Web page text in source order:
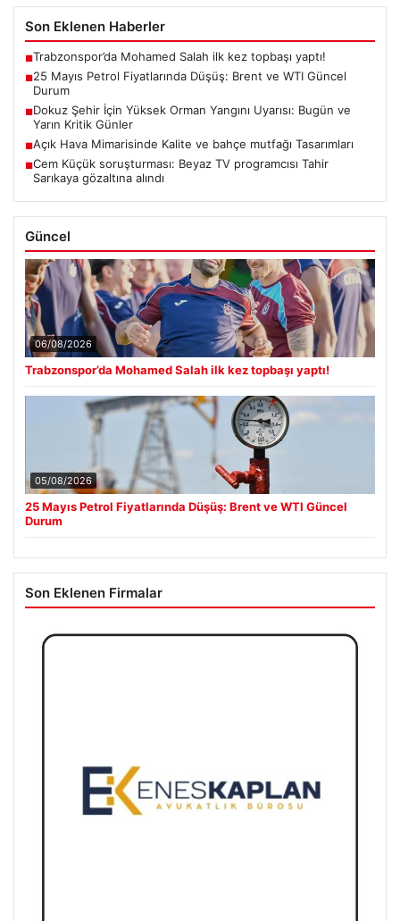
Son Eklenen Haberler
■Trabzonspor’da Mohamed Salah ilk kez topbaşı yaptı!
■25 Mayıs Petrol Fiyatlarında Düşüş: Brent ve WTI Güncel
Durum
■Dokuz Şehir İçin Yüksek Orman Yangını Uyarısı: Bugün ve
Yarın Kritik Günler
■Açık Hava Mimarisinde Kalite ve bahçe mutfağı Tasarımları
■Cem Küçük soruşturması: Beyaz TV programcısı Tahir
Sarıkaya gözaltına alındı
Güncel
06/08/2026
Trabzonspor’da Mohamed Salah ilk kez topbaşı yaptı!
05/08/2026
25 Mayıs Petrol Fiyatlarında Düşüş: Brent ve WTI Güncel
Durum
Son Eklenen Firmalar